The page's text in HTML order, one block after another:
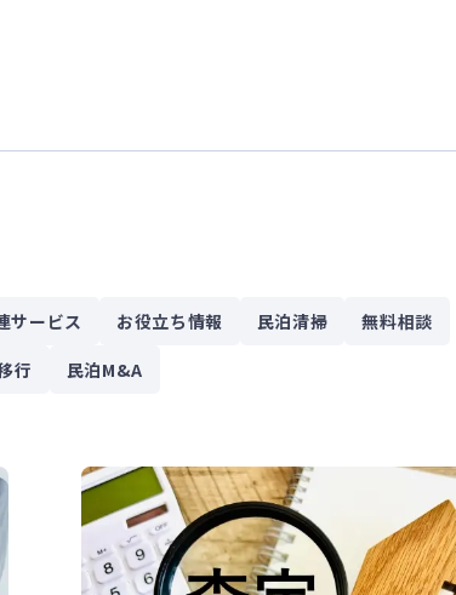
サービス お役立ち情報 民泊清掃
無料相談
行 民泊M&A